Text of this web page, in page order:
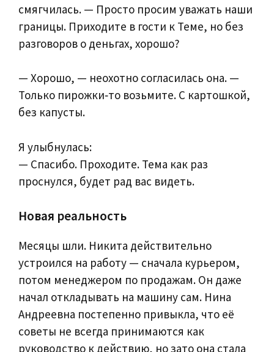
смягчилась. — Просто просим уважать наши
границы. Приходите в гости к Теме, но без
разговоров о деньгах, хорошо?
— Хорошо, — неохотно согласилась она. —
Только пирожки‑то возьмите. С картошкой,
без капусты.
Я улыбнулась:
— Спасибо. Проходите. Тема как раз
проснулся, будет рад вас видеть.
Новая реальность
Месяцы шли. Никита действительно
устроился на работу — сначала курьером,
потом менеджером по продажам. Он даже
начал откладывать на машину сам. Нина
Андреевна постепенно привыкла, что её
советы не всегда принимаются как
руководство к действию, но зато она стала